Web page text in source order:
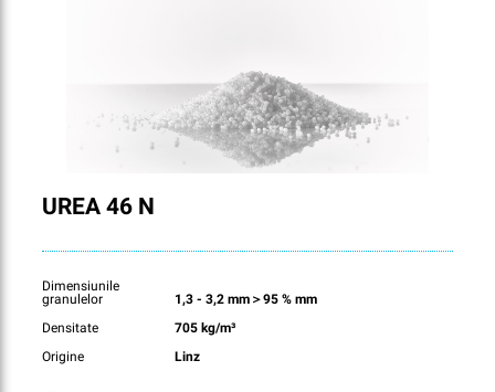
UREA 46 N
Dimensiunile
granulelor
1,3 - 3,2 mm＞95 % mm
Densitate
705 kg/m³
Origine
Linz